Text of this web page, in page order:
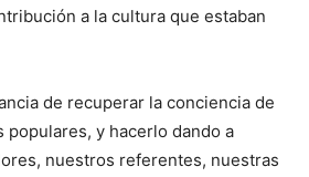
a la cultura que estaban
de recuperar la conciencia de
populares, y hacerlo dando a
nuestros referentes, nuestras